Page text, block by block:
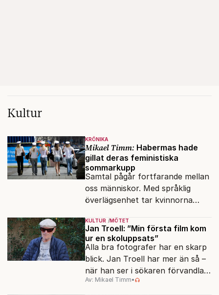
Kultur
KRÖNIKA
Mikael Timm: Habermas hade
gillat deras feministiska
sommarkupp
Samtal pågår fortfarande mellan
oss människor. Med språklig
överlägsenhet tar kvinnorna
KULTUR MÖTET
Jan Troell: ”Min första film kom
ur en skoluppsats”
Alla bra fotografer har en skarp
blick. Jan Troell har mer än så –
när han ser i sökaren förvandlas
vardagen till underverk. Fyllda 95
Av: Mikael Timm•